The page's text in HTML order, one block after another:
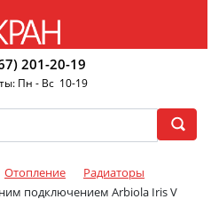
201-20-19
Пн - Вс 10-19
Отопление
Радиаторы
подключением Arbiola Iris V